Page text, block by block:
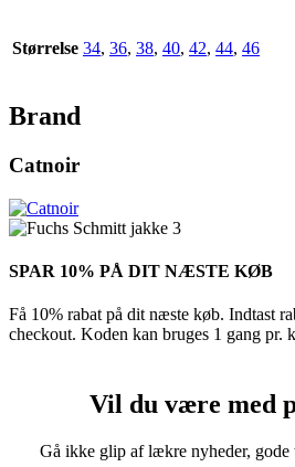
Størrelse 34, 36, 38, 40, 42, 44, 46
Brand
Catnoir
SPAR 10% PÅ DIT NÆSTE KØB
Få 10% rabat på dit næste køb. Indtast
checkout. Koden kan bruges 1 gang pr.
Vil du være med
Gå ikke glip af lækre nyheder, gode